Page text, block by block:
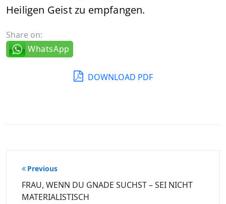
Heiligen Geist zu empfangen.
Share on:
WhatsApp
DOWNLOAD PDF
Beitragsnavigation
Previous
FRAU, WENN DU GNADE SUCHST – SEI NICHT
MATERIALISTISCH